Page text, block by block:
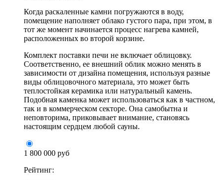
Когда раскаленные камни погружаются в воду,
помещение наполняет облако густого пара, при этом, в
тот же момент начинается процесс нагрева камней,
расположенных во второй корзине.
Комплект поставки печи не включает облицовку.
Соответственно, ее внешний облик можно менять в
зависимости от дизайна помещения, используя разные
виды облицовочного материала, это может быть
теплостойкая керамика или натуральный камень.
Подобная каменка может использоваться как в частном,
так и в коммерческом секторе. Она самобытна и
неповторима, приковывает внимание, становясь
настоящим сердцем любой сауны.
1 800 000 руб
Рейтинг: